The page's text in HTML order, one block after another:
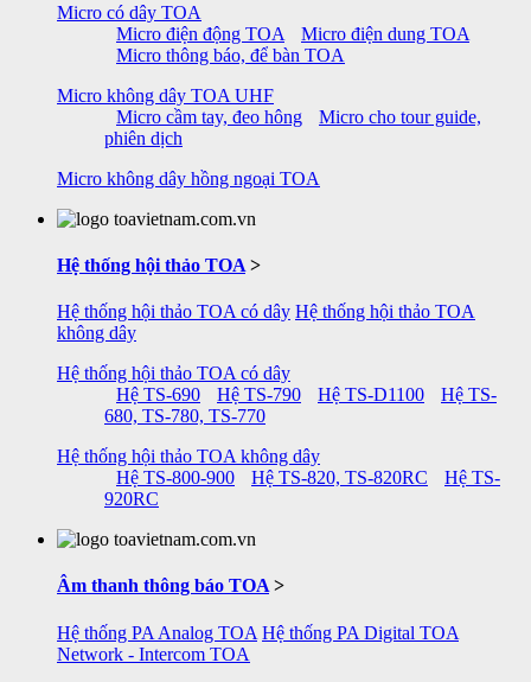
Micro có dây TOA
Micro điện động TOA
Micro điện dung TOA
Micro thông báo, để bàn TOA
Micro không dây TOA UHF
Micro cầm tay, đeo hông
Micro cho tour guide,
phiên dịch
Micro không dây hồng ngoại TOA
Hệ thống hội thảo TOA >
Hệ thống hội thảo TOA có dây Hệ thống hội thảo TOA
không dây
Hệ thống hội thảo TOA có dây
Hệ TS-690
Hệ TS-790 Hệ TS-D1100
Hệ TS-
680, TS-780, TS-770
Hệ thống hội thảo TOA không dây
Hệ TS-800-900
Hệ TS-820, TS-820RC
Hệ TS-
920RC
Âm thanh thông báo TOA >
Hệ thống PA Analog TOA Hệ thống PA Digital TOA
Network - Intercom TOA